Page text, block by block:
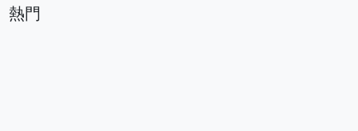
熱門